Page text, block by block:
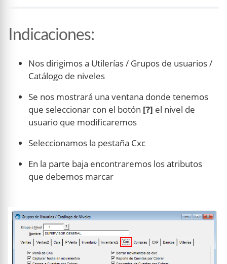
Indicaciones:
Nos dirigimos a Utilerías / Grupos de usuarios /
Catálogo de niveles
Se nos mostrará una ventana donde tenemos
que seleccionar con el botón [?] el nivel de
usuario que modificaremos
Seleccionamos la pestaña Cxc
En la parte baja encontraremos los atributos
que debemos marcar